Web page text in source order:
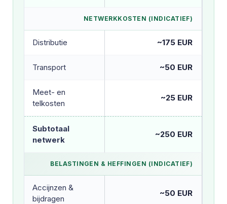
NETWERKKOSTEN (INDICATIEF)
Distributie ~175 EUR
Transport ~50 EUR
Meet- en
telkosten
~25 EUR
Subtotaal
netwerk
~250 EUR
BELASTINGEN & HEFFINGEN (INDICATIEF)
Accijnzen &
bijdragen
~50 EUR